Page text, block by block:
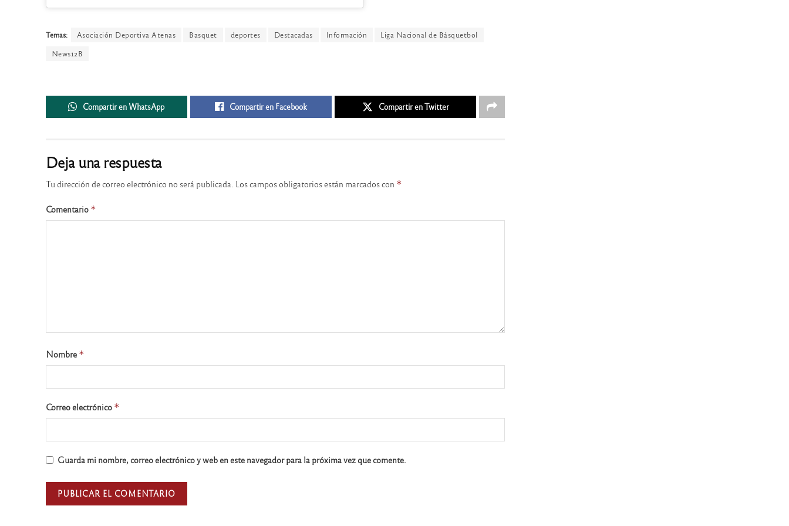
Temas: Asociación Deportiva Atenas Basquet deportes Destacadas Información
Liga Nacional de Básquetbol
News12B
Compartir en WhatsApp Compartir en Facebook Compartir en Twitter
Deja una respuesta
Tu dirección de correo electrónico no será publicada. Los campos obligatorios están marcados con *
Comentario *
Nombre *
Correo electrónico *
Guarda mi nombre, correo electrónico y web en este navegador para la próxima vez que comente.